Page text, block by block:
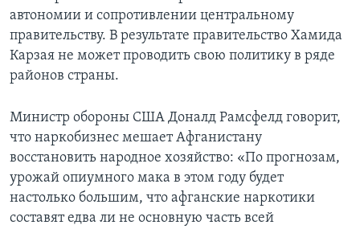
автономии и сопротивлении центральному
правительству. В результате правительство Хамида
Карзая не может проводить свою политику в ряде
районов страны.
Министр обороны США Доналд Рамсфелд говорит,
что наркобизнес мешает Афганистану
восстановить народное хозяйство: «По прогнозам,
урожай опиумного мака в этом году будет
настолько большим, что афганские наркотики
составят едва ли не основную часть всей